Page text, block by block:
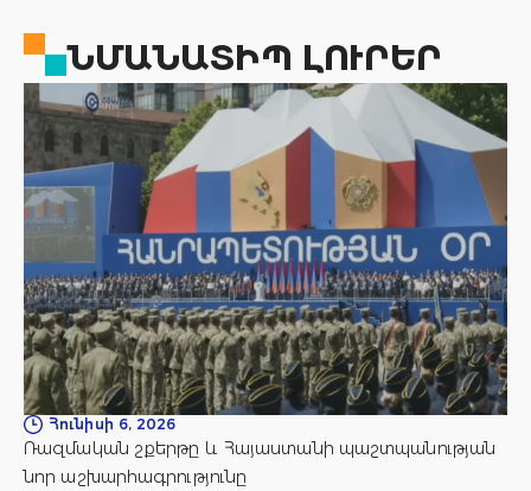
ՆՄԱՆԱՏԻՊ ԼՈՒՐԵՐ
Հունիսի 6, 2026
Ռազմական շքերթը և Հայաստանի պաշտպանության
նոր աշխարհագրությունը